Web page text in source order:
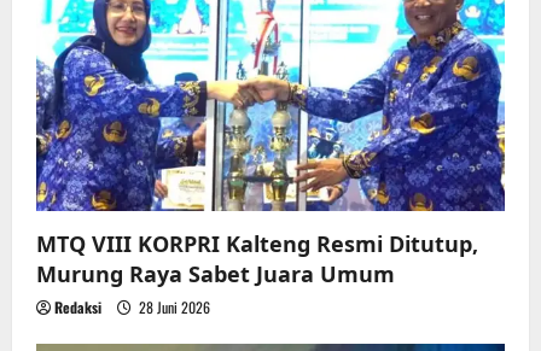
MTQ VIII KORPRI Kalteng Resmi Ditutup,
Murung Raya Sabet Juara Umum
Redaksi 28 Juni 2026